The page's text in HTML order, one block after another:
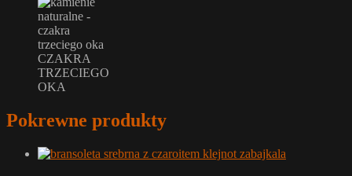
CZAKRA
TRZECIEGO
OKA
Pokrewne produkty